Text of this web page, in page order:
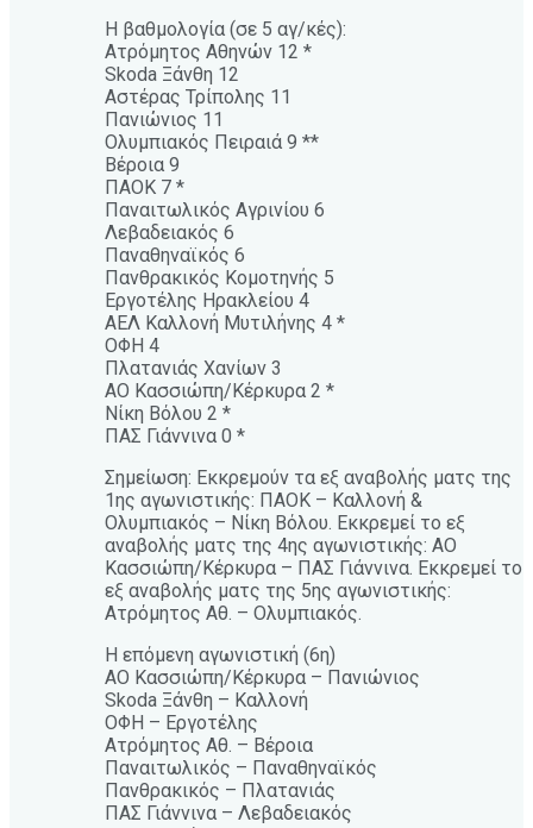
Η βαθμολογία (σε 5 αγ/κές):
Ατρόμητος Αθηνών 12 *
Skoda Ξάνθη 12
Αστέρας Τρίπολης 11
Πανιώνιος 11
Ολυμπιακός Πειραιά 9 **
Βέροια 9
ΠΑΟΚ 7 *
Παναιτωλικός Αγρινίου 6
Λεβαδειακός 6
Παναθηναϊκός 6
Πανθρακικός Κομοτηνής 5
Εργοτέλης Ηρακλείου 4
ΑΕΛ Καλλονή Μυτιλήνης 4 *
ΟΦΗ 4
Πλατανιάς Χανίων 3
ΑΟ Κασσιώπη/Κέρκυρα 2 *
Νίκη Βόλου 2 *
ΠΑΣ Γιάννινα 0 *
Σημείωση: Εκκρεμούν τα εξ αναβολής ματς της
1ης αγωνιστικής: ΠΑΟΚ – Καλλονή &
Ολυμπιακός – Νίκη Βόλου. Εκκρεμεί το εξ
αναβολής ματς της 4ης αγωνιστικής: ΑΟ
Κασσιώπη/Κέρκυρα – ΠΑΣ Γιάννινα. Εκκρεμεί το
εξ αναβολής ματς της 5ης αγωνιστικής:
Ατρόμητος Αθ. – Ολυμπιακός.
Η επόμενη αγωνιστική (6η)
ΑΟ Κασσιώπη/Κέρκυρα – Πανιώνιος
Skoda Ξάνθη – Καλλονή
ΟΦΗ – Εργοτέλης
Ατρόμητος Αθ. – Βέροια
Παναιτωλικός – Παναθηναϊκός
Πανθρακικός – Πλατανιάς
ΠΑΣ Γιάννινα – Λεβαδειακός